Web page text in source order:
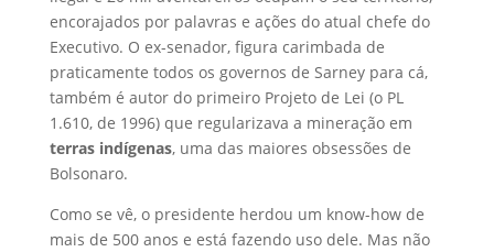
encorajados por palavras e ações do atual chefe do
Executivo. O ex-senador, figura carimbada de
praticamente todos os governos de Sarney para cá,
também é autor do primeiro Projeto de Lei (o PL
1.610, de 1996) que regularizava a mineração em
terras indígenas, uma das maiores obsessões de
Bolsonaro.
Como se vê, o presidente herdou um know-how de
mais de 500 anos e está fazendo uso dele. Mas não